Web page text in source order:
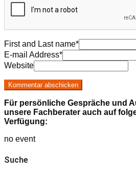
First and Last name*
E-mail Address*
Website
Für persönliche Gespräche und
unsere Fachberater auch auf
Verfügung:
no event
Suche